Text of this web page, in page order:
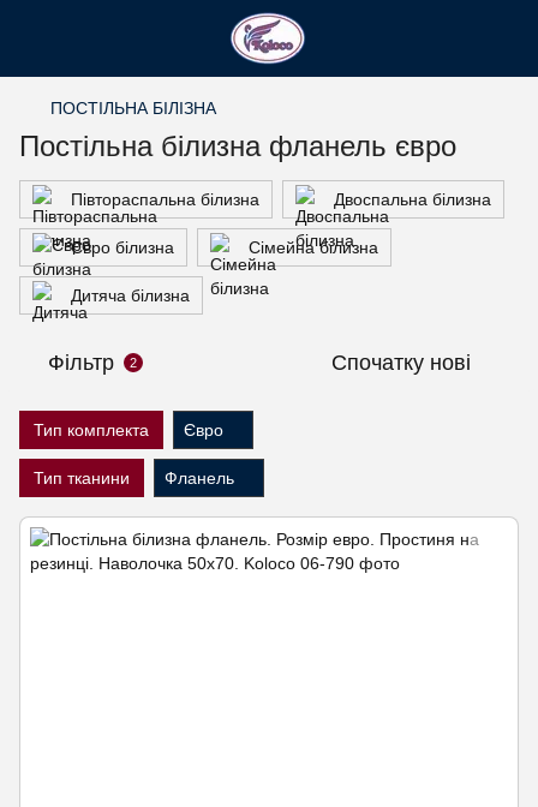
ПОСТІЛЬНА БІЛІЗНА
Постільна білизна фланель євро
Півтораспальна білизна Двоспальна білизна
Євро білизна Сімейна білизна
Дитяча білизна
Фільтр 2 Спочатку нові
Тип комплекта Євро
Тип тканини Фланель